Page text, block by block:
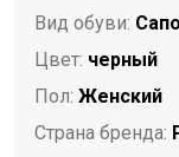
Вид обуви:
Цвет: черный
Пол: Женский
Страна бренда: